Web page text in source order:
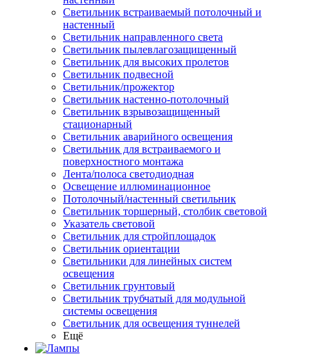
Светильник встраиваемый потолочный и
настенный
Светильник направленного света
Светильник пылевлагозащищенный
Светильник для высоких пролетов
Светильник подвесной
Светильник/прожектор
Светильник настенно-потолочный
Светильник взрывозащищенный
стационарный
Светильник аварийного освещения
Светильник для встраиваемого и
поверхностного монтажа
Лента/полоса светодиодная
Освещение иллюминационное
Потолочный/настенный светильник
Светильник торшерный, столбик световой
Указатель световой
Светильник для стройплощадок
Светильник ориентации
Светильники для линейных систем
освещения
Светильник грунтовый
Светильник трубчатый для модульной
системы освещения
Светильник для освещения туннелей
Ещё